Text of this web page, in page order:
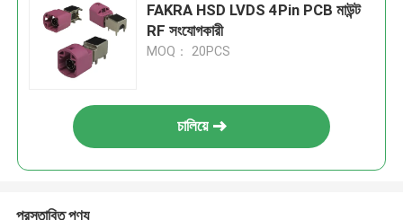
FAKRA HSD LVDS 4Pin PCB মাউন্ট
RF সংযোগকারী
MOQ： 20PCS
চালিয়ে
প্রস্তাবিত পণ্য